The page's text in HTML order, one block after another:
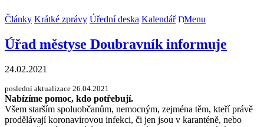
Články Krátké zprávy Úřední deska Kalendář Menu
Úřad městyse Doubravník informuje
24.02.2021
poslední aktualizace 26.04.2021
Nabízíme pomoc, kdo potřebují.
Všem starším spoluobčanům, nemocným, zejména těm, kteří právě
prodělávají koronavirovou infekci, či jen jsou v karanténě, nebo